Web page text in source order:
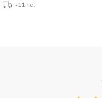
~11 r.d.